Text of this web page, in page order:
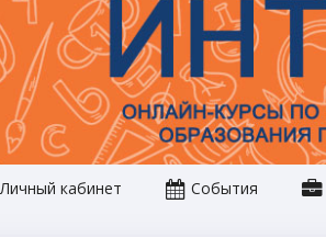
Личный кабинет События